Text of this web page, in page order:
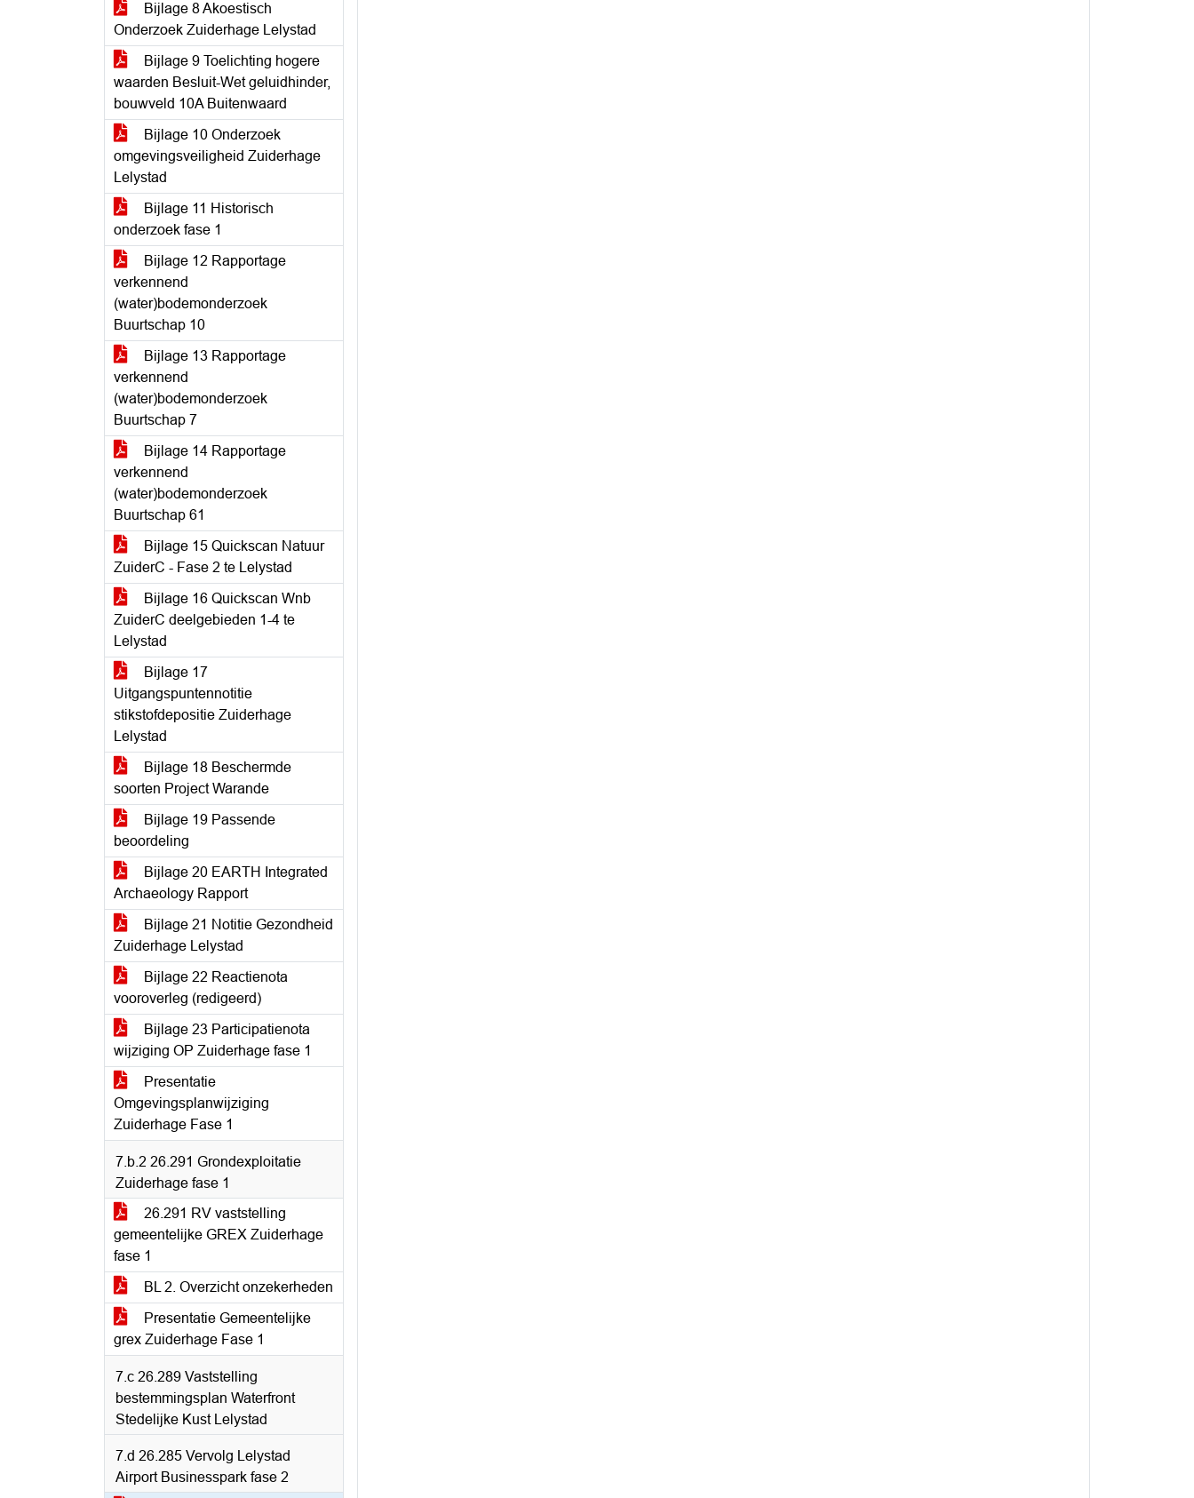
Bijlage 8 Akoestisch
Onderzoek Zuiderhage Lelystad
Bijlage 9 Toelichting hogere
waarden Besluit-Wet geluidhinder,
bouwveld 10A Buitenwaard
Bijlage 10 Onderzoek
omgevingsveiligheid Zuiderhage
Lelystad
Bijlage 11 Historisch
onderzoek fase 1
Bijlage 12 Rapportage
verkennend
(water)bodemonderzoek
Buurtschap 10
Bijlage 13 Rapportage
verkennend
(water)bodemonderzoek
Buurtschap 7
Bijlage 14 Rapportage
verkennend
(water)bodemonderzoek
Buurtschap 61
Bijlage 15 Quickscan Natuur
ZuiderC - Fase 2 te Lelystad
Bijlage 16 Quickscan Wnb
ZuiderC deelgebieden 1-4 te
Lelystad
Bijlage 17
Uitgangspuntennotitie
stikstofdepositie Zuiderhage
Lelystad
Bijlage 18 Beschermde
soorten Project Warande
Bijlage 19 Passende
beoordeling
Bijlage 20 EARTH Integrated
Archaeology Rapport
Bijlage 21 Notitie Gezondheid
Zuiderhage Lelystad
Bijlage 22 Reactienota
vooroverleg (redigeerd)
Bijlage 23 Participatienota
wijziging OP Zuiderhage fase 1
Presentatie
Omgevingsplanwijziging
Zuiderhage Fase 1
7.b.2 26.291 Grondexploitatie
Zuiderhage fase 1
26.291 RV vaststelling
gemeentelijke GREX Zuiderhage
fase 1
BL 2. Overzicht onzekerheden
Presentatie Gemeentelijke
grex Zuiderhage Fase 1
7.c 26.289 Vaststelling
bestemmingsplan Waterfront
Stedelijke Kust Lelystad
7.d 26.285 Vervolg Lelystad
Airport Businesspark fase 2